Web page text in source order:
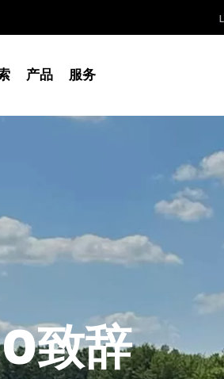
产品 服务
致辞